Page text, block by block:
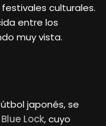
culturales.
entre los
muy vista.
japonés, se
Blue Lock, cuyo